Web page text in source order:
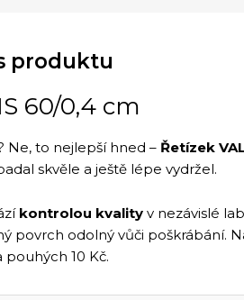
produktu
60/0,4 cm
Ne, to nejlepší hned – Řetízek
skvěle a ještě lépe vydržel.
kontrolou kvality v nezávislé
povrch odolný vůči poškrábání.
pouhých 10 Kč.